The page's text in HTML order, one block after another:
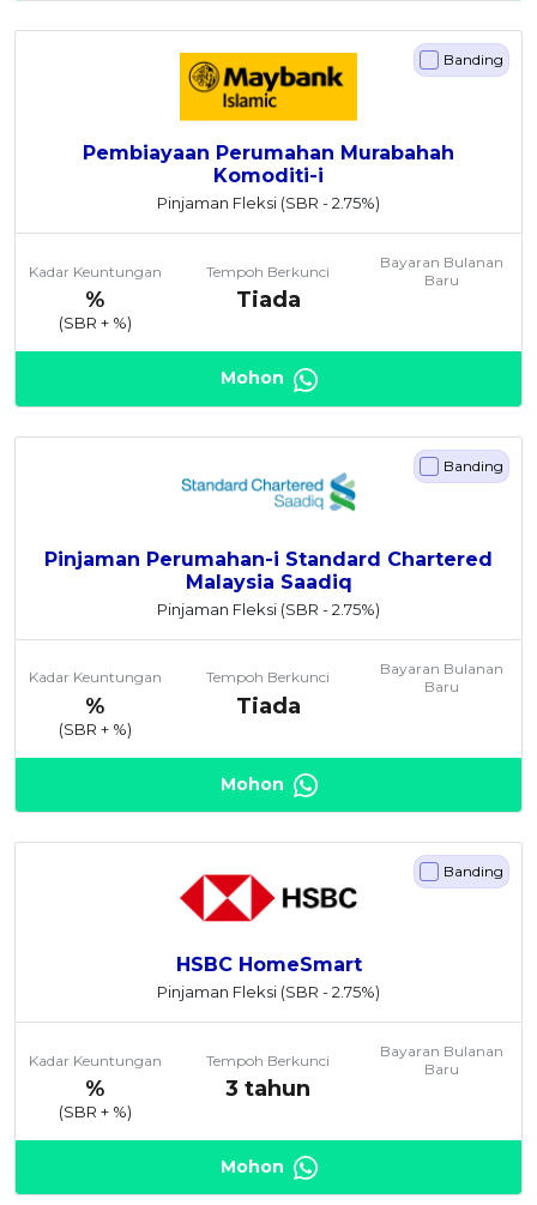
Pembiayaan Perumahan Murabahah
Komoditi-i
Pinjaman Fleksi (SBR - 2.75%)
Kadar Keuntungan
%
(SBR + %)
Tempoh Berkunci
Tiada
Bayaran Bulanan
Baru
Banding
Mohon
Pinjaman Perumahan-i Standard Chartered
Malaysia Saadiq
Pinjaman Fleksi (SBR - 2.75%)
Kadar Keuntungan
%
(SBR + %)
Tempoh Berkunci
Tiada
Bayaran Bulanan
Baru
Banding
Mohon
HSBC HomeSmart
Pinjaman Fleksi (SBR - 2.75%)
Kadar Keuntungan
%
(SBR + %)
Tempoh Berkunci
3 tahun
Bayaran Bulanan
Baru
Banding
Mohon